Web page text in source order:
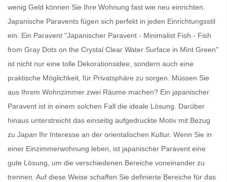
wenig Geld können Sie Ihre Wohnung fast wie neu einrichten.
Japanische Paravents fügen sich perfekt in jeden Einrichtungsstil
ein. Ein Paravent "Japanischer Paravent - Minimalist Fish - Fish
from Gray Dots on the Crystal Clear Water Surface in Mint Green"
ist nicht nur eine tolle Dekorationsidee, sondern auch eine
praktische Möglichkeit, für Privatsphäre zu sorgen. Müssen Sie
aus Ihrem Wohnzimmer zwei Räume machen? Ein japanischer
Paravent ist in einem solchen Fall die ideale Lösung. Darüber
hinaus unterstreicht das einseitig aufgedruckte Motiv mit Bezug
zu Japan Ihr Interesse an der orientalischen Kultur. Wenn Sie in
einer Einzimmerwohnung leben, ist japanischer Paravent eine
gute Lösung, um die verschiedenen Bereiche voneinander zu
trennen. Auf diese Weise schaffen Sie definierte Bereiche für das